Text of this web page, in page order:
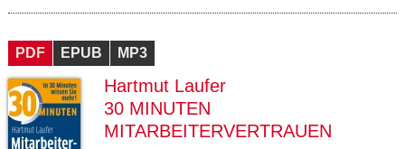
PDF EPUB MP3
Hartmut Laufer
30 MINUTEN
MITARBEITERVERTRAUEN